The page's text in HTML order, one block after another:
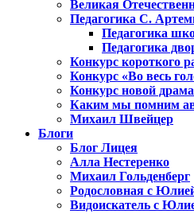
Великая
Педагогика С.
Педагогика
Педагогика
Конкурс короткого
Конкурс «Во весь
Конкурс новой
Каким мы помним
Михаил Швейцер
Блоги
Блог Лицея
Алла Нестеренко
Михаил Гольденберг
Родословная с
Видоискатель с